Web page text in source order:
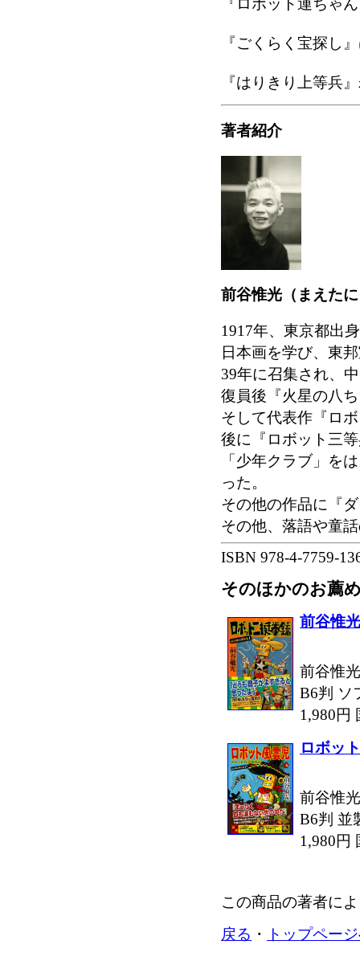
『ロボット運ちゃ
『ごくらく宝探し
『はりきり上等兵
著者紹介
前谷惟光（まえた
1917年、東京都出
日本画を学び、東
39年に召集され、
復員後『火星の八
そして代表作『ロ
後に『ロボット三
「少年クラブ」を
った。
その他の作品に『
その他、落語や童
ISBN 978-4-7759-
そのほかのお薦
前谷惟
前谷惟
B6判 ソ
1,980円
ロボッ
前谷惟
B6判 並
1,980円
この商品の著者に
戻る ・ トップペー